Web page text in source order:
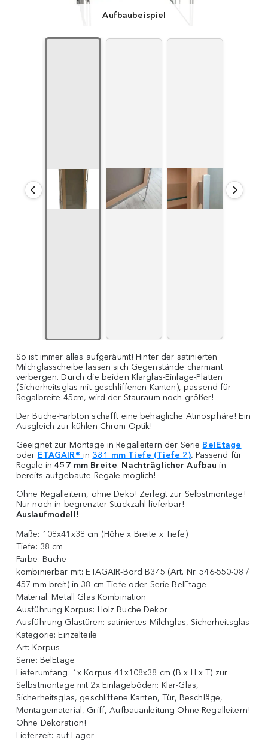
Aufbaubeispiel
So ist immer alles aufgeräumt! Hinter der satinierten
Milchglasscheibe lassen sich Gegenstände charmant
verbergen. Durch die beiden Klarglas-Einlage-Platten
(Sicherheitsglas mit geschliffenen Kanten), passend für
Regalbreite 45cm, wird der Stauraum noch größer!
Der Buche-Farbton schafft eine behagliche Atmosphäre! Ein
Ausgleich zur kühlen Chrom-Optik!
Geeignet zur Montage in Regalleitern der Serie BelEtage
oder ETAGAIR® in 381 mm Tiefe (Tiefe 2). Passend für
Regale in457 mm Breite. Nachträglicher Aufbau in
bereits aufgebaute Regale möglich!
Ohne Regalleitern, ohne Deko! Zerlegt zur Selbstmontage!
Nur noch in begrenzter Stückzahl lieferbar!
Auslaufmodell!
Maße: 108x41x38 cm (Höhe x Breite x Tiefe)
Tiefe: 38 cm
Farbe: Buche
kombinierbar mit: ETAGAIR-Bord B345 (Art. Nr. 546-550-08 /
457 mm breit) in 38 cm Tiefe oder Serie BelEtage
Material: Metall Glas Kombination
Ausführung Korpus: Holz Buche Dekor
Ausführung Glastüren: satiniertes Milchglas, Sicherheitsglas
Kategorie: Einzelteile
Art: Korpus
Serie: BelEtage
Lieferumfang: 1x Korpus 41x108x38 cm (B x H x T) zur
Selbstmontage mit 2x Einlageböden: Klar-Glas,
Sicherheitsglas, geschliffene Kanten, Tür, Beschläge,
Montagematerial, Griff, Aufbauanleitung Ohne Regalleitern!
Ohne Dekoration!
Lieferzeit: auf Lager